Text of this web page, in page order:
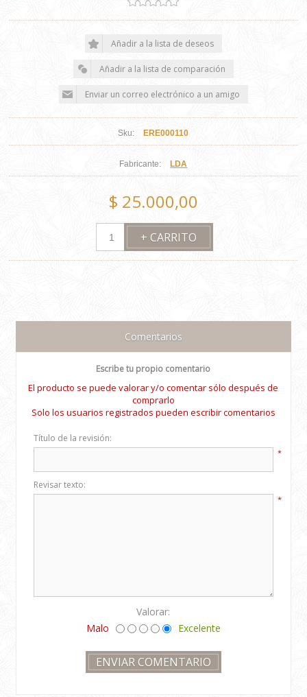
Sku: ERE000110
Fabricante: LDA
$ 25.000,00
Comentarios
Escribe tu propio comentario
El producto se puede valorar y/o comentar sólo después de
comprarlo
Solo los usuarios registrados pueden escribir comentarios
Título de la revisión:
*
Revisar texto:
*
Valorar:
Malo
Excelente